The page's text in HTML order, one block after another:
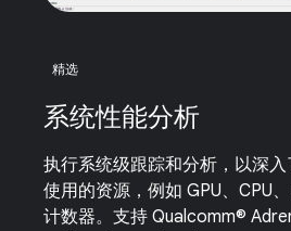
精选
系统性能分析
执行系统级跟踪和分析，以深
使用的资源，例如 GPU、CPU
计数器。支持 Qualcomm®